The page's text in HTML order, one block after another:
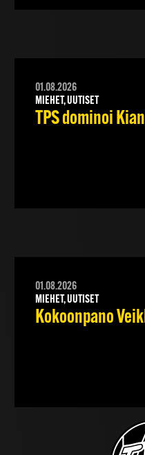
01.08.2026
MIEHET, UUTISET
TPS dominoi
01.08.2026
MIEHET, UUTISET
Kokoonpano